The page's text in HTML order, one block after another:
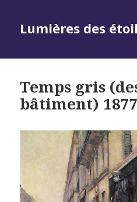
Lumières des
Temps gris
bâtiment)